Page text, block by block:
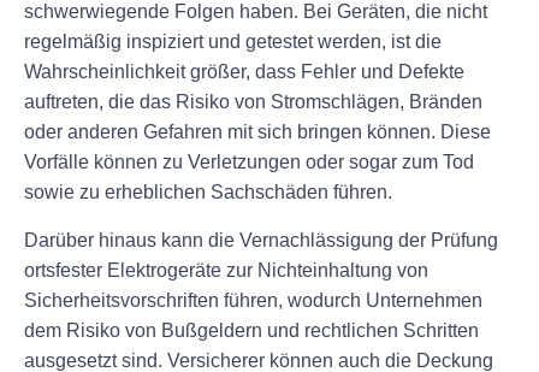
schwerwiegende Folgen haben. Bei Geräten, die nicht
regelmäßig inspiziert und getestet werden, ist die
Wahrscheinlichkeit größer, dass Fehler und Defekte
auftreten, die das Risiko von Stromschlägen, Bränden
oder anderen Gefahren mit sich bringen können. Diese
Vorfälle können zu Verletzungen oder sogar zum Tod
sowie zu erheblichen Sachschäden führen.
Darüber hinaus kann die Vernachlässigung der Prüfung
ortsfester Elektrogeräte zur Nichteinhaltung von
Sicherheitsvorschriften führen, wodurch Unternehmen
dem Risiko von Bußgeldern und rechtlichen Schritten
ausgesetzt sind. Versicherer können auch die Deckung